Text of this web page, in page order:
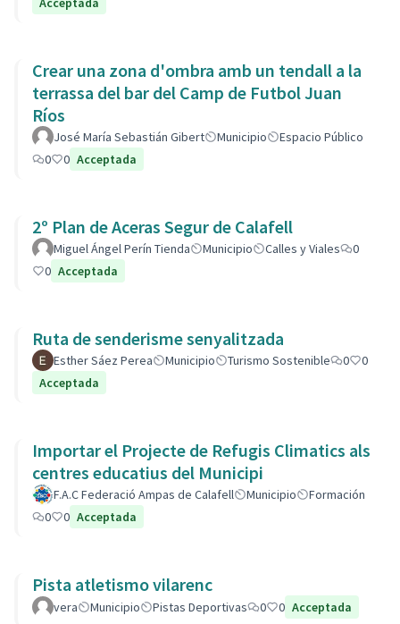
Crear una zona d'ombra amb un tendall a la
terrassa del bar del Camp de Futbol Juan
Ríos
José María Sebastián Gibert Municipio
Espacio Público
0
0 Acceptada
2º Plan de Aceras Segur de Calafell
Miguel Ángel Perín Tienda Municipio Calles y Viales
0
0 Acceptada
Ruta de senderisme senyalitzada
Esther Sáez Perea Municipio Turismo Sostenible 0
0
Acceptada
Importar el Projecte de Refugis Climatics als
centres educatius del Municipi
F.A.C Federació Ampas de Calafell Municipio
Formación
0
0 Acceptada
Pista atletismo vilarenc
vera Municipio Pistas Deportivas 0 0 Acceptada